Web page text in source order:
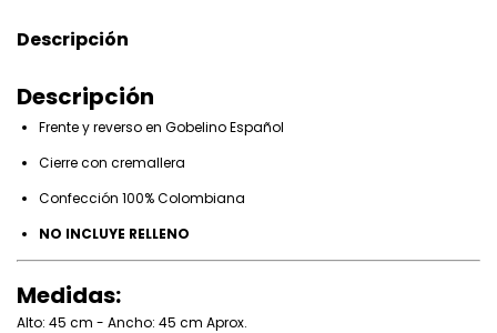
Descripción
Descripción
Frente y reverso en Gobelino Español
Cierre con cremallera
Confección 100% Colombiana
NO INCLUYE RELLENO
Medidas:
Alto: 45 cm - Ancho: 45 cm Aprox.